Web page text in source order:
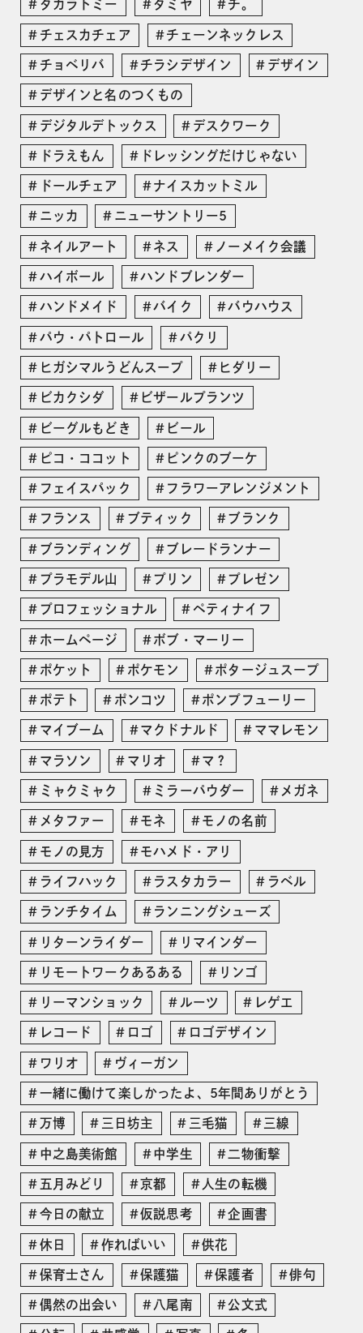
タカラトミー タミヤ チ。
チェスカチェア チェーンネックレス
チョベリバ チラシデザイン デザイン
デザインと名のつくもの
デジタルデトックス デスクワーク
ドラえもん ドレッシングだけじゃない
ドールチェア ナイスカットミル
ニッカ ニューサントリー5
ネイルアート ネス ノーメイク会議
ハイボール ハンドブレンダー
ハンドメイド バイク バウハウス
パウ・パトロール パクリ
ヒガシマルうどんスープ ヒダリー
ビカクシダ ビザールプランツ
ビーグルもどき ビール
ピコ・ココット ピンクのブーケ
フェイスパック フラワーアレンジメント
フランス ブティック ブランク
ブランディング ブレードランナー
プラモデル山 プリン プレゼン
プロフェッショナル ペティナイフ
ホームページ ボブ・マーリー
ポケット ポケモン ポタージュスープ
ポテト ポンコツ ポンプフューリー
マイブーム マクドナルド ママレモン
マラソン マリオ マ？
ミャクミャク ミラーパウダー メガネ
メタファー モネ モノの名前
モノの見方 モハメド・アリ
ライフハック ラスタカラー ラベル
ランチタイム ランニングシューズ
リターンライダー リマインダー
リモートワークあるある リンゴ
リーマンショック ルーツ レゲエ
レコード ロゴ ロゴデザイン
ワリオ ヴィーガン
一緒に働けて楽しかったよ、5年間ありがとう
万博 三日坊主 三毛猫 三線
中之島美術館 中学生 二物衝撃
五月みどり 京都 人生の転機
今日の献立 仮説思考 企画書
休日 作ればいい 供花
保育士さん 保護猫 保護者 俳句
偶然の出会い 八尾南 公文式